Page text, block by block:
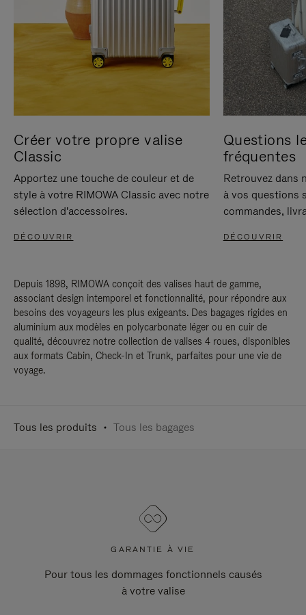
Créer votre propre valise
Classic
Apportez une touche de couleur et de
style à votre RIMOWA Classic avec notre
sélection d'accessoires.
DÉCOUVRIR
Questions
fréquentes
Retrouvez dans
à vos questions
commandes,
DÉCOUVRIR
Depuis 1898, RIMOWA conçoit des valises haut de gamme,
associant design intemporel et fonctionnalité, pour répondre aux
besoins des voyageurs les plus exigeants. Des bagages rigides en
aluminium aux modèles en polycarbonate léger ou en cuir de
qualité, découvrez notre collection de valises 4 roues, disponibles
aux formats Cabin, Check-In et Trunk, parfaites pour une vie de
voyage.
Tous les produits Tous les bagages
GARANTIE À VIE
Pour tous les dommages fonctionnels causés
à votre valise